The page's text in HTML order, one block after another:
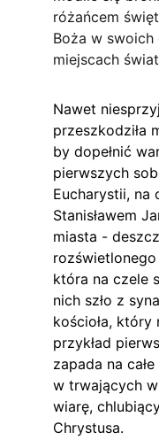
różańcem
Boża w
miejscach
Nawet
przeszkodziła
by dopełnić
pierwszych
Eucharystii, na
Stanisławem
miasta -
która na czele
nich szło z
kościoła, który
przykład
zapada na
w trwających
wiarę,
Chrystusa.